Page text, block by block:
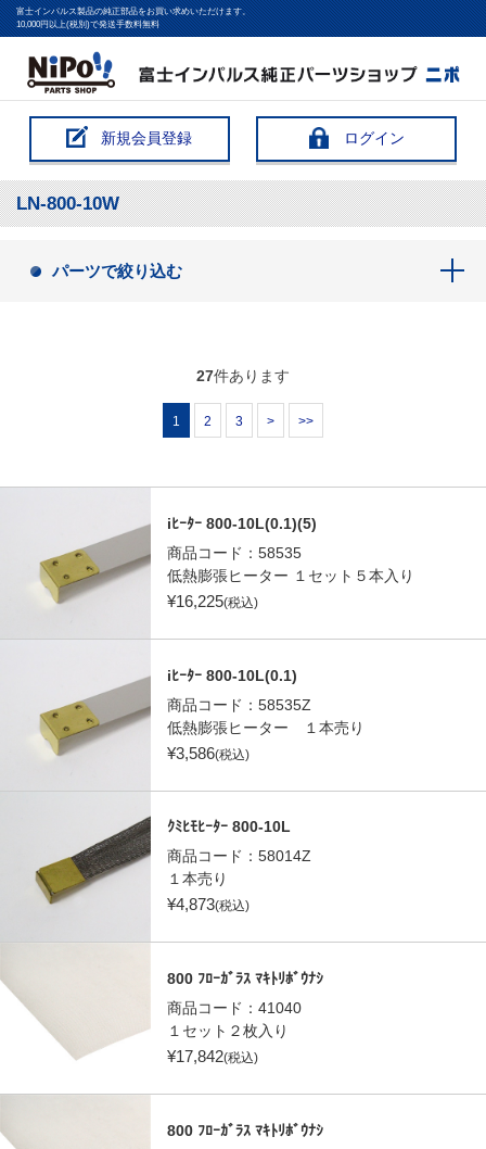
富士インパルス製品の純正部品をお買い求めいただけます。
10,000円以上(税別)で発送手数料無料
新規会員登録 ログイン
LN-800-10W
パーツで絞り込む
27件あります
1 2 3 > >>
iﾋｰﾀｰ 800-10L(0.1)(5)
商品コード： 58535
低熱膨張ヒーター １セット５本入り
¥16,225(税込)
iﾋｰﾀｰ 800-10L(0.1)
商品コード： 58535Z
低熱膨張ヒーター １本売り
¥3,586(税込)
ｸﾐﾋﾓﾋｰﾀｰ 800-10L
商品コード： 58014Z
１本売り
¥4,873(税込)
800 ﾌﾛｰｶﾞﾗｽ ﾏｷﾄﾘﾎﾞｳﾅｼ
商品コード： 41040
１セット２枚入り
¥17,842(税込)
800 ﾌﾛｰｶﾞﾗｽ ﾏｷﾄﾘﾎﾞｳﾅｼ